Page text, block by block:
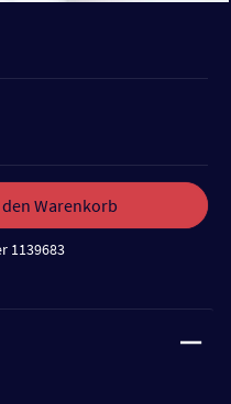
den Warenkorb
1139683